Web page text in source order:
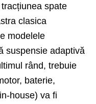
spate
clasica
modelele
suspensie adaptivă
rând, trebuie
baterie,
house) va fi